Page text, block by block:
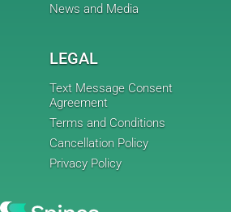
News and Media
LEGAL
Text Message Consent
Agreement
Terms and Conditions
Cancellation Policy
Privacy Policy